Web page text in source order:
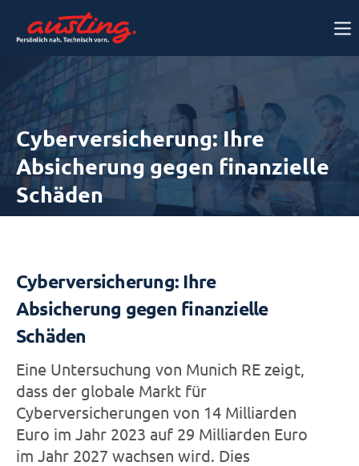
Cyberversicherung: Ihre
Absicherung gegen finanzielle
Schäden
Cyberversicherung: Ihre
Absicherung gegen finanzielle
Schäden
Eine Untersuchung von Munich RE zeigt,
dass der globale Markt für
Cyberversicherungen von 14 Milliarden
Euro im Jahr 2023 auf 29 Milliarden Euro
im Jahr 2027 wachsen wird. Dies